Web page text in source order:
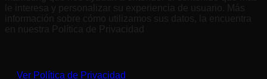
le interesa y personalizar su experiencia de usuario. Más
información sobre cómo utilizamos sus datos, la encuentra
en nuestra Política de Privacidad
Ver Política de Privacidad